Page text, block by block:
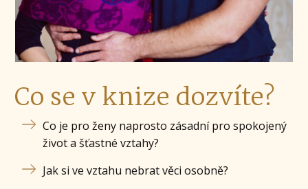
Co se v knize dozvíte?
Co je pro ženy naprosto zásadní pro spokojený
život a šťastné vztahy?
Jak si ve vztahu nebrat věci osobně?